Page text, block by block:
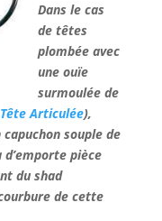
Dans le cas
de têtes
plombée avec
une ouïe
surmoulée de
Tête Articulée),
souple de
pièce
du shad
de cette